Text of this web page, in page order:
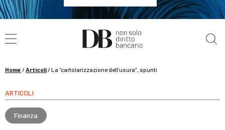
WEBINAR / 1° Ottobre
La riforma del sistema sanzionatorio del TUF
Home /Articoli/La “cartolarizzazione dell’usura”, spunti
ARTICOLI
Finanza